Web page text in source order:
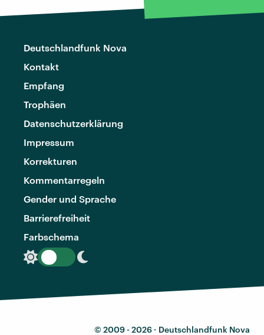
Deutschlandfunk Nova
Kontakt
Empfang
Trophäen
Datenschutzerklärung
Impressum
Korrekturen
Kommentarregeln
Gender und Sprache
Barrierefreiheit
Farbschema
© 2009 - 2026 · Deutschlandfunk Nova